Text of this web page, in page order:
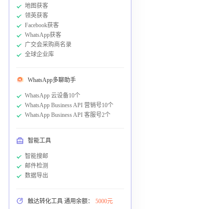
地图获客
领英获客
Facebook获客
WhatsApp获客
广交会采购商名录
全球企业库
WhatsApp多聊助手
WhatsApp 云设备10个
WhatsApp Business API 营销号10个
WhatsApp Business API 客服号2个
智能工具
智能搜邮
邮件检测
数据导出
触达转化工具 通用余额： 5000元